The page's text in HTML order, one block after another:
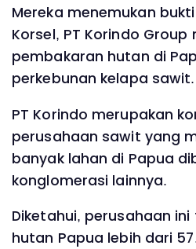
Mereka menemukan
Korsel, PT Korindo Group
pembakaran hutan di
perkebunan kelapa sawit.
PT Korindo merupakan
perusahaan sawit yang
banyak lahan di Papua
konglomerasi lainnya.
Diketahui, perusahaan
hutan Papua lebih dari